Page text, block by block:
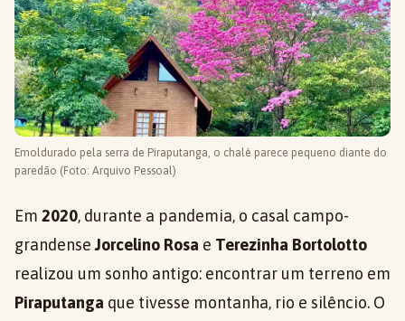
Emoldurado pela serra de Piraputanga, o chalé parece pequeno diante do
paredão (Foto: Arquivo Pessoal)
Em 2020, durante a pandemia, o casal campo-
grandenseJorcelino Rosa e Terezinha Bortolotto
realizou um sonho antigo: encontrar um terreno em
Piraputanga que tivesse montanha, rio e silêncio. O